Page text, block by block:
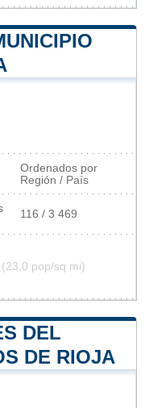
Ordenados por
Región / País
116 / 3 469
(23,0 pop/sq mi)
DEL
DE RIOJA